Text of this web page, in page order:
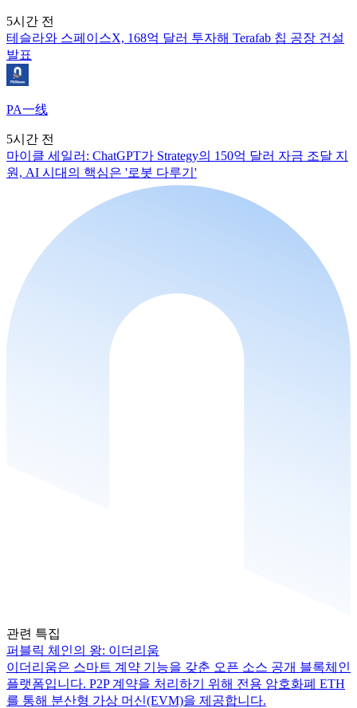
5시간 전
테슬라와 스페이스X, 168억 달러 투자해 Terafab 칩 공장 건설
발표
PA一线
5시간 전
마이클 세일러: ChatGPT가 Strategy의 150억 달러 자금 조달 지
원, AI 시대의 핵심은 '로봇 다루기'
관련 특집
퍼블릭 체인의 왕: 이더리움
이더리움은 스마트 계약 기능을 갖춘 오픈 소스 공개 블록체인
플랫폼입니다. P2P 계약을 처리하기 위해 전용 암호화폐 ETH
를 통해 분산형 가상 머신(EVM)을 제공합니다.